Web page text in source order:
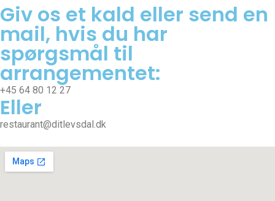
Giv os et kald eller send en
mail, hvis du har
spørgsmål til
arrangementet:
+45 64 80 12 27
Eller
restaurant@ditlevsdal.dk